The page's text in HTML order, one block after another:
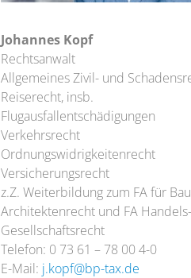
Johannes Kopf
Rechtsanwalt
Allgemeines Zivil- und
Reiserecht, insb.
Flugausfallentschädigungen
Verkehrsrecht
Ordnungswidrigkeitenrecht
Versicherungsrecht
z.Z. Weiterbildung zum FA für
Architektenrecht und FA
Gesellschaftsrecht
Telefon: 0 73 61 – 78 00 4-0
E-Mail: j.kopf@bp-tax.de